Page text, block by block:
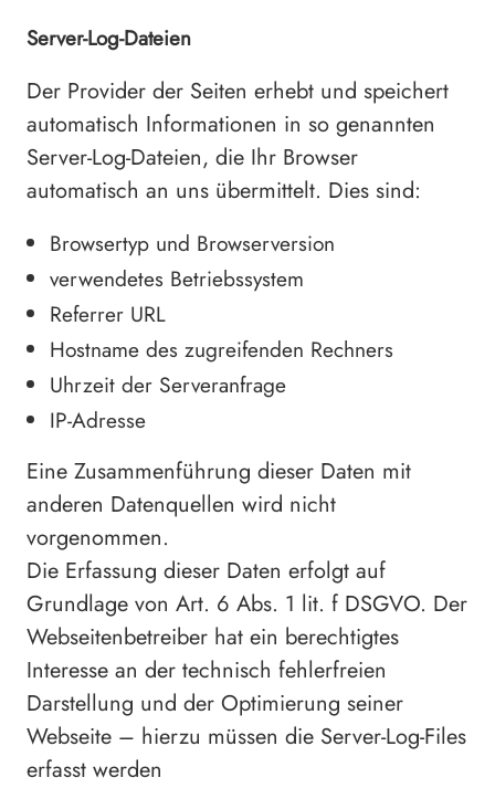
Server-Log-Dateien
Der Provider der Seiten erhebt und speichert
automatisch Informationen in so genannten
Server-Log-Dateien, die Ihr Browser
automatisch an uns übermittelt. Dies sind:
Browsertyp und Browserversion
verwendetes Betriebssystem
Referrer URL
Hostname des zugreifenden Rechners
Uhrzeit der Serveranfrage
IP-Adresse
Eine Zusammenführung dieser Daten mit
anderen Datenquellen wird nicht
vorgenommen.
Die Erfassung dieser Daten erfolgt auf
Grundlage von Art. 6 Abs. 1 lit. f DSGVO. Der
Webseitenbetreiber hat ein berechtigtes
Interesse an der technisch fehlerfreien
Darstellung und der Optimierung seiner
Webseite – hierzu müssen die Server-Log-Files
erfasst werden